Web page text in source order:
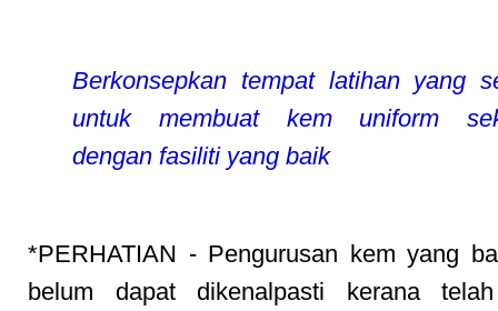
Berkonsepkan tempat latihan yang
untuk membuat kem uniform
dengan fasiliti yang baik
*PERHATIAN - Pengurusan kem yang
belum dapat dikenalpasti kerana